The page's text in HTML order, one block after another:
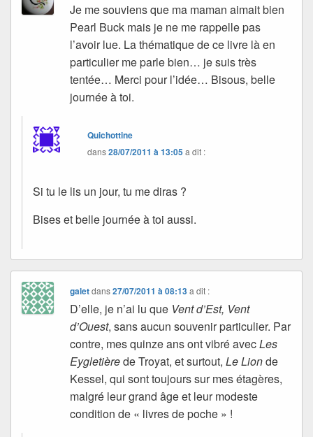
Je me souviens que ma maman aimait bien
Pearl Buck mais je ne me rappelle pas
l’avoir lue. La thématique de ce livre là en
particulier me parle bien… je suis très
tentée… Merci pour l’idée… Bisous, belle
journée à toi.
Quichottine
dans28/07/2011 à 13:05a dit :
Si tu le lis un jour, tu me diras ?
Bises et belle journée à toi aussi.
galetdans27/07/2011 à 08:13 a dit :
D’elle, je n’ai lu que Vent d’Est, Vent
d’Ouest, sans aucun souvenir particulier. Par
contre, mes quinze ans ont vibré avecLes
Eygletièrede Troyat, et surtout,Le Lionde
Kessel, qui sont toujours sur mes étagères,
malgré leur grand âge et leur modeste
condition de « livres de poche » !